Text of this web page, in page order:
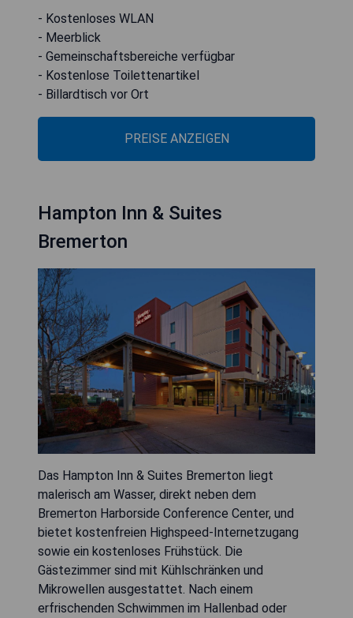
- Kostenloses WLAN
- Meerblick
- Gemeinschaftsbereiche verfügbar
- Kostenlose Toilettenartikel
- Billardtisch vor Ort
PREISE ANZEIGEN
Hampton Inn & Suites
Bremerton
Das Hampton Inn & Suites Bremerton liegt
malerisch am Wasser, direkt neben dem
Bremerton Harborside Conference Center, und
bietet kostenfreien Highspeed-Internetzugang
sowie ein kostenloses Frühstück. Die
Gästezimmer sind mit Kühlschränken und
Mikrowellen ausgestattet. Nach einem
erfrischenden Schwimmen im Hallenbad oder